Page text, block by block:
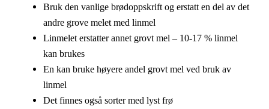
Bruk den vanlige brødoppskrift og erstatt en del av det
andre grove melet med linmel
Linmelet erstatter annet grovt mel – 10-17 % linmel
kan brukes
En kan bruke høyere andel grovt mel ved bruk av
linmel
Det finnes også sorter med lyst frø